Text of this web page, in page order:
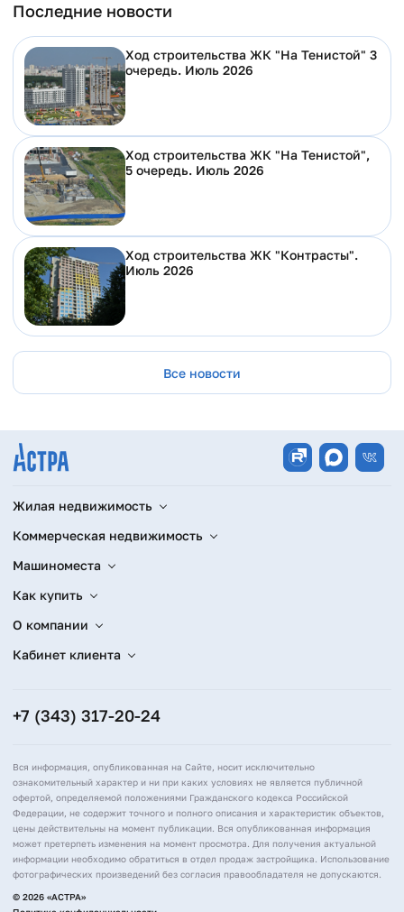
Последние новости
Ход строительства ЖК "На Тенистой" 3
очередь. Июль 2026
Ход строительства ЖК "На Тенистой",
5 очередь. Июль 2026
Ход строительства ЖК "Контрасты".
Июль 2026
Все новости
Жилая недвижимость
Коммерческая недвижимость
Машиноместа
Как купить
О компании
Кабинет клиента
+7 (343) 317-20-24
Вся информация, опубликованная на Сайте, носит исключительно
ознакомительный характер и ни при каких условиях не является публичной
офертой, определяемой положениями Гражданского кодекса Российской
Федерации, не содержит точного и полного описания и характеристик объектов,
цены действительны на момент публикации. Вся опубликованная информация
может претерпеть изменения на момент просмотра. Для получения актуальной
информации необходимо обратиться в отдел продаж застройщика. Использование
фотографических произведений без согласия правообладателя не допускаются.
© 2026 «АСТРА»